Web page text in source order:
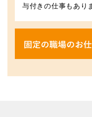
与付きの仕事もあり